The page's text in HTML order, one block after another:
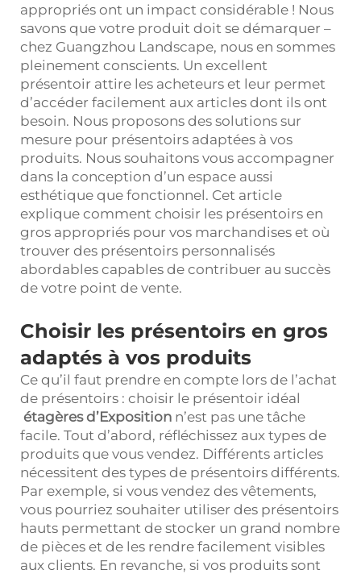
appropriés ont un impact considérable ! Nous
savons que votre produit doit se démarquer –
chez Guangzhou Landscape, nous en sommes
pleinement conscients. Un excellent
présentoir attire les acheteurs et leur permet
d’accéder facilement aux articles dont ils ont
besoin. Nous proposons des solutions sur
mesure pour présentoirs adaptées à vos
produits. Nous souhaitons vous accompagner
dans la conception d’un espace aussi
esthétique que fonctionnel. Cet article
explique comment choisir les présentoirs en
gros appropriés pour vos marchandises et où
trouver des présentoirs personnalisés
abordables capables de contribuer au succès
de votre point de vente.
Choisir les présentoirs en gros
adaptés à vos produits
Ce qu’il faut prendre en compte lors de l’achat
de présentoirs : choisir le présentoir idéal
étagères d’Exposition n’est pas une tâche
facile. Tout d’abord, réfléchissez aux types de
produits que vous vendez. Différents articles
nécessitent des types de présentoirs différents.
Par exemple, si vous vendez des vêtements,
vous pourriez souhaiter utiliser des présentoirs
hauts permettant de stocker un grand nombre
de pièces et de les rendre facilement visibles
aux clients. En revanche, si vos produits sont